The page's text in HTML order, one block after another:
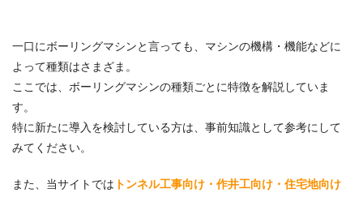
一口にボーリングマシンと言っても、マシンの機構・機能などに
よって種類はさまざま。
ここでは、ボーリングマシンの種類ごとに特徴を解説していま
す。
特に新たに導入を検討している方は、事前知識として参考にして
みてください。
また、当サイトでは トンネル工事向け・作井工向け・住宅地向け